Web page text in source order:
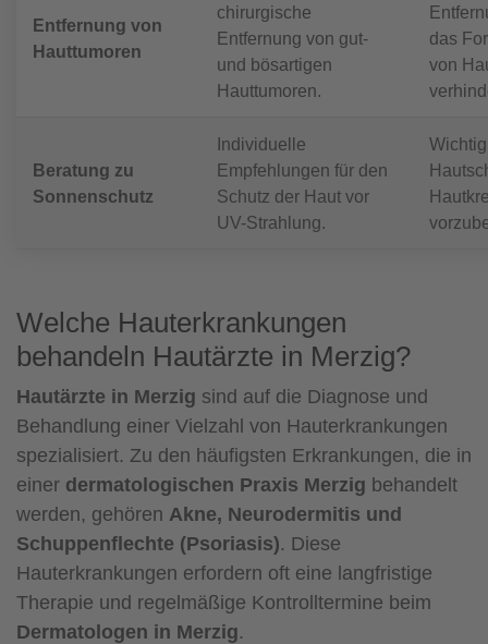
Entfernung von
Hauttumoren
chirurgische
Entfernung von gut-
und bösartigen
Hauttumoren.
das
von
Beratung zu
Sonnenschutz
Individuelle
Empfehlungen für den
Schutz der Haut vor
UV-Strahlung.
Welche Hauterkrankungen
behandeln Hautärzte in Merzig?
Hautärzte in Merzig sind auf die Diagnose und
Behandlung einer Vielzahl von Hauterkrankungen
spezialisiert. Zu den häufigsten Erkrankungen, die in
einer dermatologischen Praxis Merzig behandelt
werden, gehören Akne, Neurodermitis und
Schuppenflechte (Psoriasis). Diese
Hauterkrankungen erfordern oft eine langfristige
Therapie und regelmäßige Kontrolltermine beim
Dermatologen in Merzig.